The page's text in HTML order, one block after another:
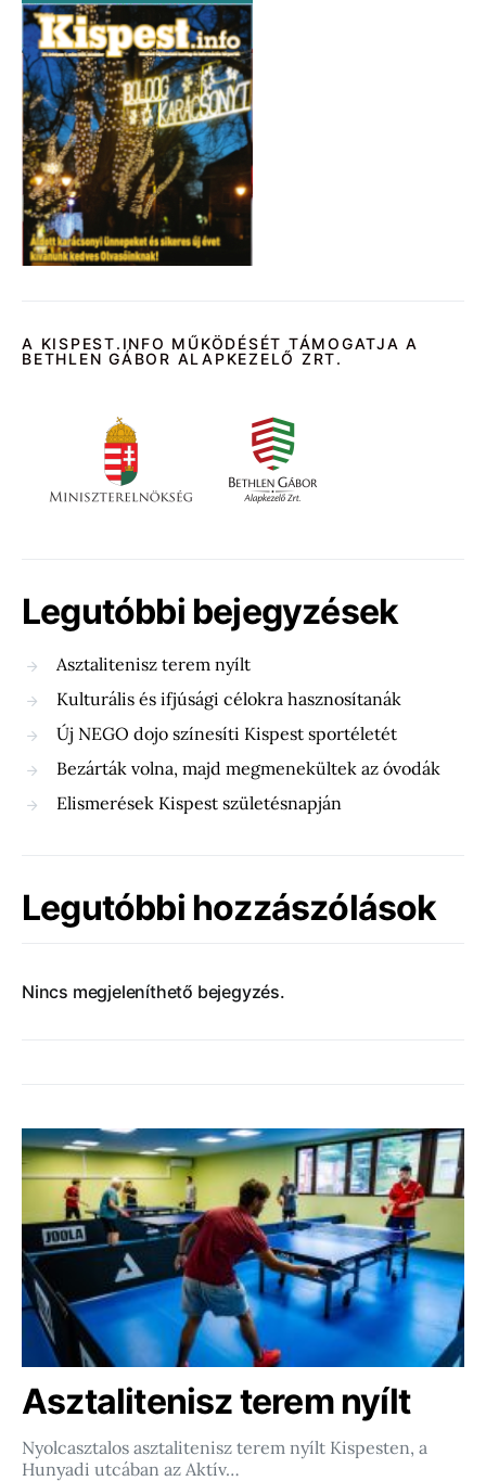
A KISPEST.INFO MŰKÖDÉSÉT TÁMOGATJA A
BETHLEN GÁBOR ALAPKEZELŐ ZRT.
Legutóbbi bejegyzések
Asztalitenisz terem nyílt
Kulturális és ifjúsági célokra hasznosítanák
Új NEGO dojo színesíti Kispest sportéletét
Bezárták volna, majd megmenekültek az óvodák
Elismerések Kispest születésnapján
Legutóbbi hozzászólások
Nincs megjeleníthető bejegyzés.
Asztalitenisz terem nyílt
Nyolcasztalos asztalitenisz terem nyílt Kispesten, a
Hunyadi utcában az Aktív…